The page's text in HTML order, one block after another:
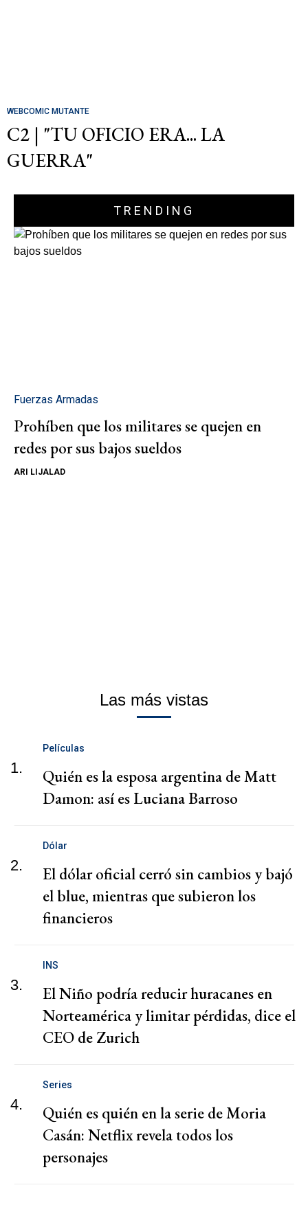
WEBCOMIC MUTANTE
C2 | "TU OFICIO ERA... LA
GUERRA"
TRENDING
Fuerzas Armadas
Prohíben que los militares se quejen en
redes por sus bajos sueldos
ARI LIJALAD
Las más vistas
1.
Películas
Quién es la esposa argentina de Matt
Damon: así es Luciana Barroso
2.
Dólar
El dólar oficial cerró sin cambios y bajó
el blue, mientras que subieron los
financieros
3.
INS
El Niño podría reducir huracanes en
Norteamérica y limitar pérdidas, dice el
CEO de Zurich
4.
Series
Quién es quién en la serie de Moria
Casán: Netflix revela todos los
personajes